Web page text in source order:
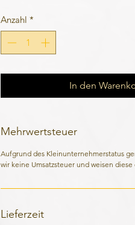
Anzahl *
In den
Mehrwertsteuer
Aufgrund des Kleinunternehmerstatus
wir keine Umsatzsteuer und weisen diese
Lieferzeit